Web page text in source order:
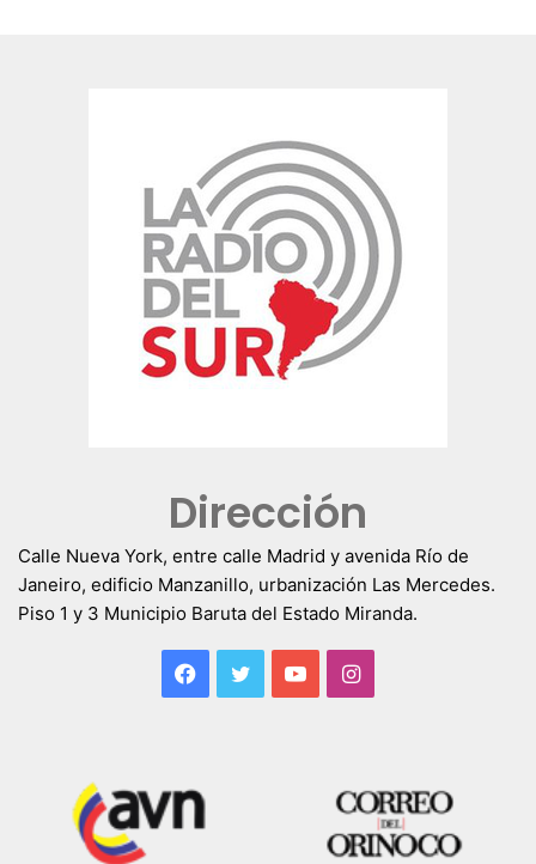
Dirección
Calle Nueva York, entre calle Madrid y avenida Río de
Janeiro, edificio Manzanillo, urbanización Las Mercedes.
Piso 1 y 3 Municipio Baruta del Estado Miranda.
Facebook
TwitterYouTubeInstagram